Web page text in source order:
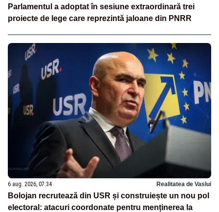
Parlamentul a adoptat în sesiune extraordinară trei
proiecte de lege care reprezintă jaloane din PNRR
6 aug. 2026, 07:34 Realitatea de Vaslui
Bolojan recrutează din USR și construiește un nou pol
electoral: atacuri coordonate pentru menținerea la